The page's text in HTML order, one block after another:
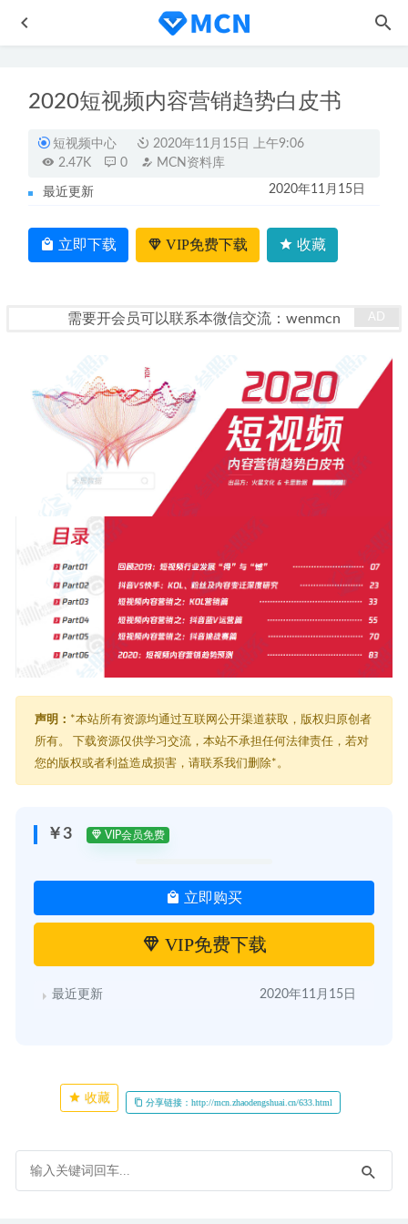
2020短视频内容营销趋势白皮书
短视频中心
2020年11月15日 上午9:06
2.47K
0 MCN资料库
最近更新 2020年11月15日
立即下载 VIP免费下载 收藏
需要开会员可以联系本微信交流：wenmcn
声明： *本站所有资源均通过互联网公开渠道获取，版权归原创者
所有。 下载资源仅供学习交流，本站不承担任何法律责任，若对
您的版权或者利益造成损害，请联系我们删除*。
￥3 VIP会员免费
立即购买
VIP免费下载
最近更新 2020年11月15日
收藏 分享链接：http://mcn.zhaodengshuai.cn/633.html
06-13
直播带货私人教练实操实战教学 2023-01-30